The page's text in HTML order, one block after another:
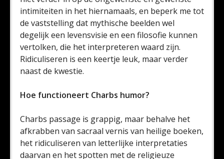
intimiteiten in het hiernamaals, en beperk me tot
de vaststelling dat mythische beelden wel
degelijk een levensvisie en een filosofie kunnen
vertolken, die het interpreteren waard zijn.
Ridiculiseren is een keertje leuk, maar verder
naast de kwestie.
Hoe functioneert Charbs humor?
Charbs passage is grappig, maar behalve het
afkrabben van sacraal vernis van heilige boeken,
het ridiculiseren van letterlijke interpretaties
daarvan en het spotten met de religieuze